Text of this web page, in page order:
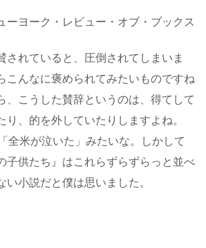
ヨーク・レビュー・オブ・ブックス
されていると、圧倒されてしまいま
こんなに褒められてみたいものですね
こうした賛辞というのは、得てして
り、的を外していたりしますよね。
全米が泣いた」みたいな。しかして
子供たち』はこれらずらずらっと並べ
い小説だと僕は思いました。